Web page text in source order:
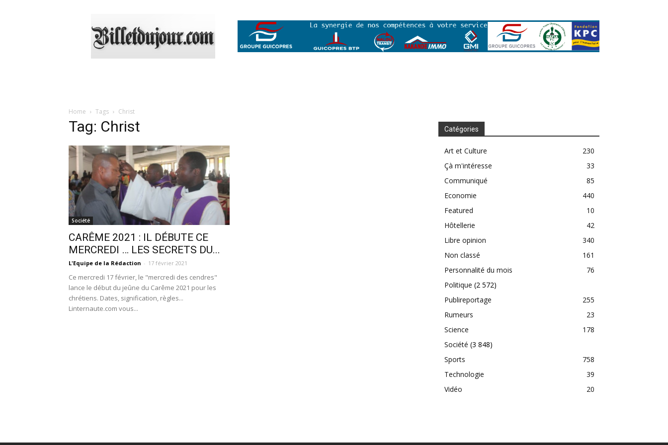
Home Tags Christ
Tag: Christ
Société
CARÊME 2021 : IL DÉBUTE CE
MERCREDI … LES SECRETS DU...
L'Equipe de la Rédaction - 17 février 2021
Ce mercredi 17 février, le "mercredi des cendres"
lance le début du jeûne du Carême 2021 pour les
chrétiens. Dates, signification, règles...
Linternaute.com vous...
Catégories
Art et Culture
230
Çà m'intéresse
33
Communiqué
85
Economie
440
Featured
10
Hôtellerie
42
Libre opinion
340
Non classé
161
Personnalité du mois
76
Politique (2 572)
Publireportage
255
Rumeurs
23
Science
178
Société (3 848)
Sports
758
Technologie
39
Vidéo
20